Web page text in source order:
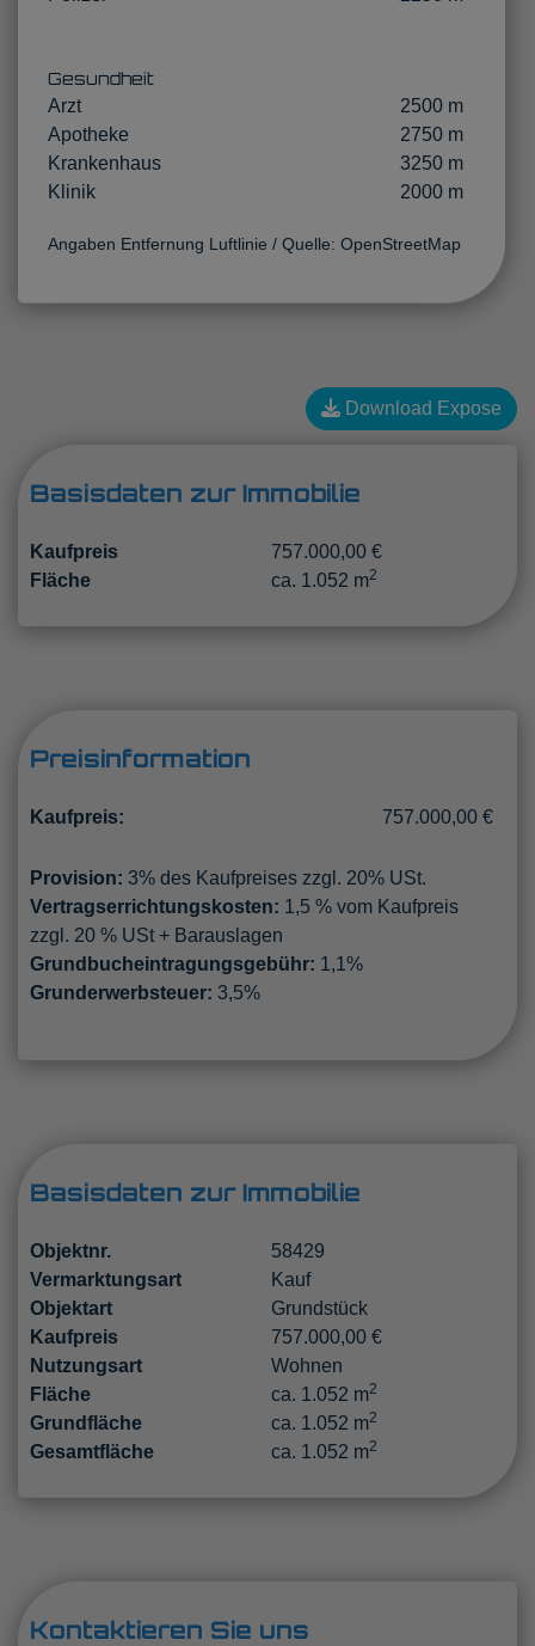
Gesundheit
Arzt
2500 m
Apotheke
2750 m
Krankenhaus
3250 m
Klinik
2000 m
Angaben Entfernung Luftlinie / Quelle: OpenStreetMap
Download Expose
Basisdaten zur Immobilie
Kaufpreis
757.000,00 €
Fläche
ca. 1.052 m2
Preisinformation
Kaufpreis: 757.000,00 €
Provision: 3% des Kaufpreises zzgl. 20% USt.
Vertragserrichtungskosten: 1,5 % vom Kaufpreis
zzgl. 20 % USt + Barauslagen
Grundbucheintragungsgebühr: 1,1%
Grunderwerbsteuer: 3,5%
Basisdaten zur Immobilie
Objektnr.
58429
Vermarktungsart
Kauf
Objektart
Grundstück
Kaufpreis
757.000,00 €
Nutzungsart
Wohnen
Fläche
ca. 1.052 m2
Grundfläche ca. 1.052 m2
Gesamtfläche ca. 1.052 m2
Kontaktieren Sie uns